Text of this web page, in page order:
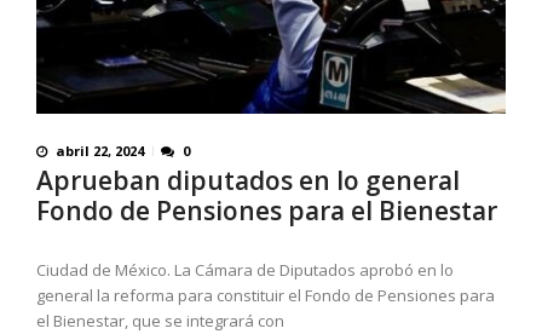
abril 22, 2024 0
Aprueban diputados en lo general
Fondo de Pensiones para el Bienestar
Ciudad de México. La Cámara de Diputados aprobó en lo
general la reforma para constituir el Fondo de Pensiones para
el Bienestar, que se integrará con